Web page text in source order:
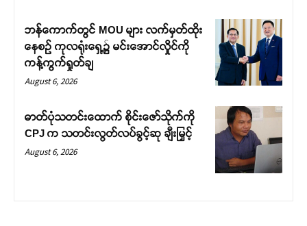
ဘန်ကောက်တွင် MOU များ လက်မှတ်ထိုး
နေစဉ် ကုလရုံးရှေ့၌ မင်းအောင်လှိုင်ကို
ကန့်ကွက်ရှုတ်ချ
August 6, 2026
ဓာတ်ပုံသတင်းထောက် စိုင်းဇော်သိုက်ကို
CPJ က သတင်းလွတ်လပ်ခွင့်ဆု ချီးမြှင့်
August 6, 2026